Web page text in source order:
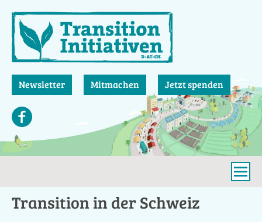
zum
Inhalt
Newsletter Mitmachen Jetzt spenden
Transition in der Schweiz